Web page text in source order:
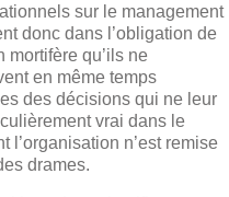
sur le management
donc dans l’obligation de
qu’ils ne
en même temps
des décisions qui ne leur
vrai dans le
l’organisation n’est remise
drames.